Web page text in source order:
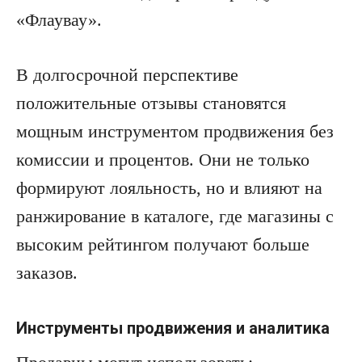
«Флаувау».
В долгосрочной перспективе
положительные отзывы становятся
мощным инструментом продвижения без
комиссии и процентов. Они не только
формируют лояльность, но и влияют на
ранжирование в каталоге, где магазины с
высоким рейтингом получают больше
заказов.
Инструменты продвижения и аналитика